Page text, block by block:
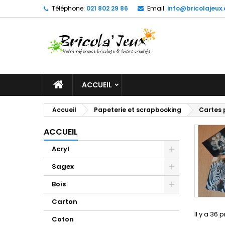
Téléphone: 021 802 29 86 Email:
ACCUEIL
Accueil Papeterie et scrapbooking Cartes
ACCUEIL
Acryl
Sagex
Bois
Carton
Coton
Il y a 36